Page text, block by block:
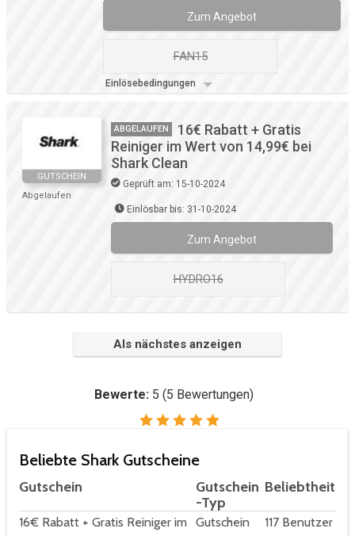
Zum Angebot
FAN15
Einlösebedingungen
GUTSCHEIN
Abgelaufen
ABGELAUFEN
16€ Rabatt + Gratis
Reiniger im Wert von 14,99€ bei
Shark Clean
Geprüft am: 15-10-2024
Einlösbar bis: 31-10-2024
Zum Angebot
HYDRO16
Als nächstes anzeigen
Bewerte: 5 (5 Bewertungen)
Beliebte Shark Gutscheine
Gutschein
Gutschein
-Typ
Beliebtheit
16€ Rabatt + Gratis Reiniger im Gutschein 117 Benutzer